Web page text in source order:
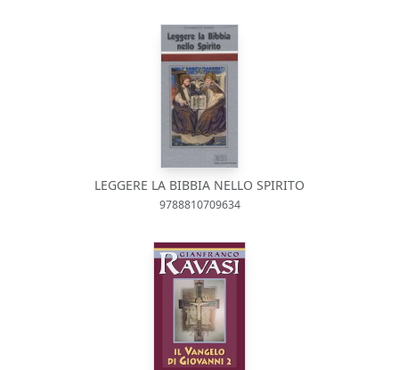
LEGGERE LA BIBBIA NELLO SPIRITO
9788810709634